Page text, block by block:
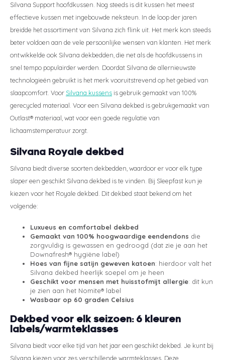
Silvana Support hoofdkussen. Nog steeds is dit kussen het meest
effectieve kussen met ingebouwde neksteun. In de loop der jaren
breidde het assortiment van Silvana zich flink uit. Het merk kon steeds
beter voldoen aan de vele persoonlijke wensen van klanten. Het merk
ontwikkelde ook Silvana dekbedden, die net als de hoofdkussens in
snel tempo populairder werden. Doordat Silvana de allernieuwste
technologieën gebruikt is het merk vooruitstrevend op het gebied van
slaapcomfort. Voor Silvana kussens is gebruik gemaakt van 100%
gerecycled materiaal. Voor een Silvana dekbed is gebrukgemaakt van
Outlast® materiaal, wat voor een goede regulatie van
lichaamstemperatuur zorgt.
Silvana Royale dekbed
Silvana biedt diverse soorten dekbedden, waardoor er voor elk type
slaper een geschikt Silvana dekbed is te vinden. Bij Sleepfast kun je
kiezen voor het Royale dekbed. Dit dekbed staat bekend om het
volgende:
Luxueus en comfortabel dekbed
Gemaakt van 100% hoogwaardige eendendons die
zorgvuldig is gewassen en gedroogd (dat zie je aan het
Downafresh® hygiëne label)
Hoes van fijne satijn geweven katoen: hierdoor valt het
Silvana dekbed heerlijk soepel om je heen
Geschikt voor mensen met huisstofmijt allergie: dit kun
je zien aan het Nomite® label
Wasbaar op 60 graden Celsius
Dekbed voor elk seizoen: 6 kleuren
labels/warmteklasses
Silvana biedt voor elke tijd van het jaar een geschikt dekbed. Je kunt bij
Silvana kiezen voor zes verschillende warmteklasses. Deze